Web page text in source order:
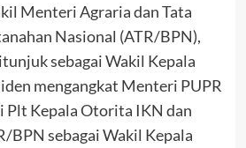
Menteri Agraria dan Tata
Nasional (ATR/BPN),
sebagai Wakil Kepala
mengangkat Menteri PUPR
Plt Kepala Otorita IKN dan
BPN sebagai Wakil Kepala